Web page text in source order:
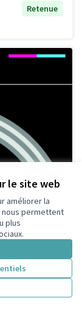
le site web
améliorer la
nous permettent
plus
Retenue
Retenue